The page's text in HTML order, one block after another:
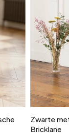
Zwarte
Bricklane